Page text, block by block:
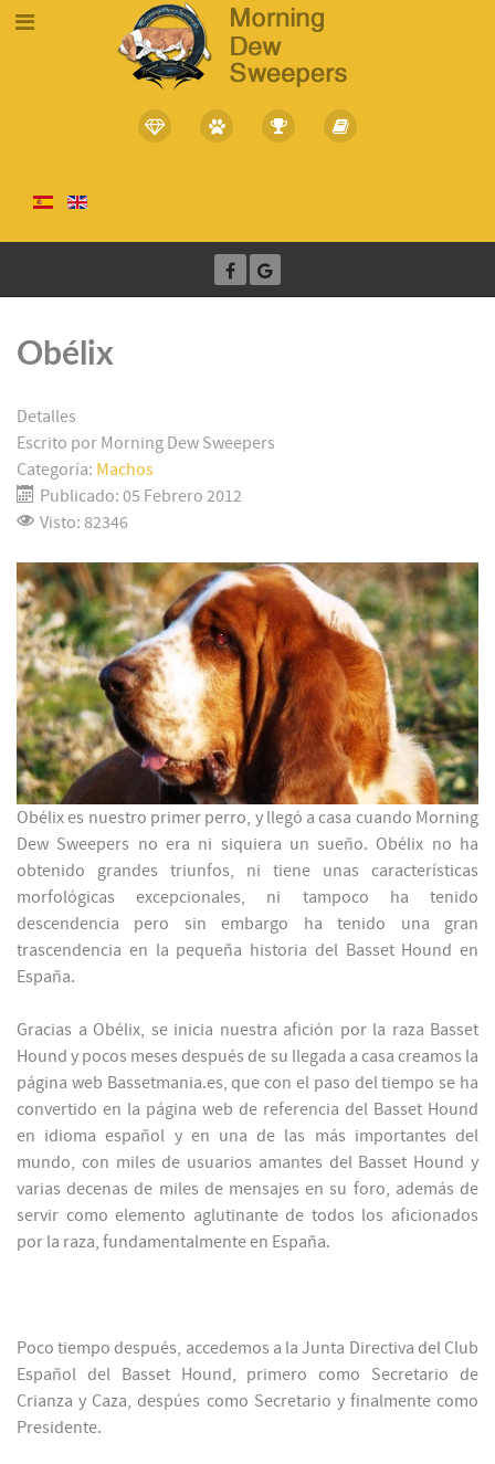
Obélix
Detalles
Escrito por Morning Dew Sweepers
Categoría: Machos
Publicado: 05 Febrero 2012
Visto: 82346
Obélix es nuestro primer perro, y llegó a casa cuando Morning
Dew Sweepers no era ni siquiera un sueño. Obélix no ha
obtenido grandes triunfos, ni tiene unas características
morfológicas excepcionales, ni tampoco ha tenido
descendencia pero sin embargo ha tenido una gran
trascendencia en la pequeña historia del Basset Hound en
España.
Gracias a Obélix, se inicia nuestra afición por la raza Basset
Hound y pocos meses después de su llegada a casa creamos la
página web Bassetmania.es, que con el paso del tiempo se ha
convertido en la página web de referencia del Basset Hound
en idioma español y en una de las más importantes del
mundo, con miles de usuarios amantes del Basset Hound y
varias decenas de miles de mensajes en su foro, además de
servir como elemento aglutinante de todos los aficionados
por la raza, fundamentalmente en España.
Poco tiempo después, accedemos a la Junta Directiva del Club
Español del Basset Hound, primero como Secretario de
Crianza y Caza, despúes como Secretario y finalmente como
Presidente.